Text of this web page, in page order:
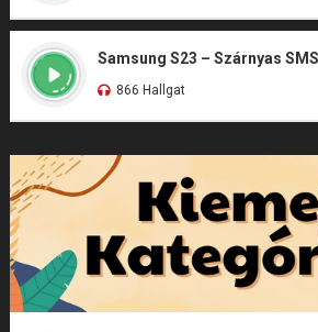
Samsung S23 – Szárnyas SMS
866 Hallgat